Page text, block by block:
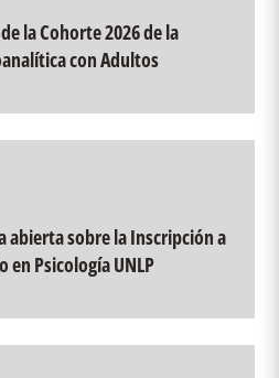
la Cohorte 2026 de la
con Adultos
abierta sobre la Inscripción a
en Psicología UNLP